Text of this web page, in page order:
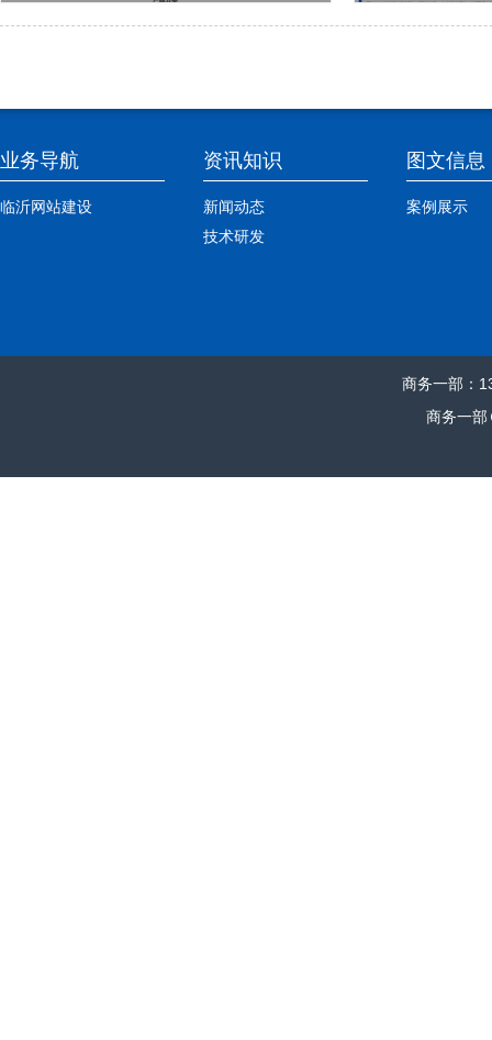
业务导航
临沂网站建设
资讯知识
新闻动态
技术研发
图文信息
案例展示
商务一部：
商务一部